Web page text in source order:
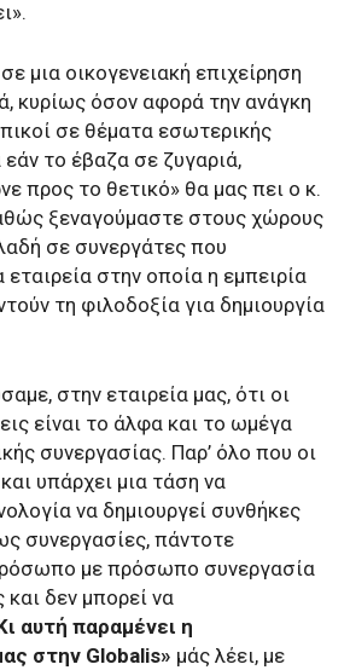
μια οικογενειακή επιχείρηση
κυρίως όσον αφορά την ανάγκη
σε θέματα εσωτερικής
εάν το έβαζα σε ζυγαριά,
προς το θετικό» θα μας πει ο κ.
ξεναγούμαστε στους χώρους
σε συνεργάτες που
εταιρεία στην οποία η εμπειρία
τη φιλοδοξία για δημιουργία
στην εταιρεία μας, ότι οι
είναι το άλφα και το ωμέγα
συνεργασίας. Παρ’ όλο που οι
υπάρχει μια τάση να
να δημιουργεί συνθήκες
συνεργασίες, πάντοτε
με πρόσωπο συνεργασία
δεν μπορεί να
αυτή παραμένει η
στην Globalis» μάς λέει, με